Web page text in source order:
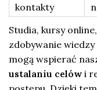
kontakty
Studia, kursy
zdobywanie
mogą wspierać
ustalaniu celów i